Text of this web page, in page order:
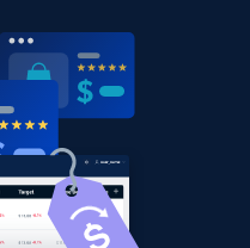
- Collect
URL
Initial
count, and